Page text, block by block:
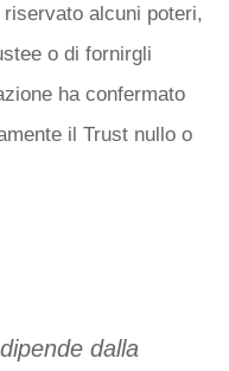
alcuni poteri,
o di fornirgli
ha confermato
il Trust nullo o
dalla